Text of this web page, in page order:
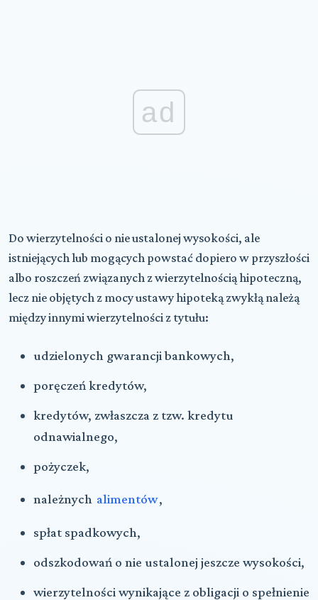
ad
Do wierzytelności o nie ustalonej wysokości, ale
istniejących lub mogących powstać dopiero w przyszłości
albo roszczeń związanych z wierzytelnością hipoteczną,
lecz nie objętych z mocy ustawy hipoteką zwykłą należą
między innymi wierzytelności z tytułu:
udzielonych gwarancji bankowych,
poręczeń kredytów,
kredytów, zwłaszcza z tzw. kredytu
odnawialnego,
pożyczek,
należnych alimentów,
spłat spadkowych,
odszkodowań o nie ustalonej jeszcze wysokości,
wierzytelności wynikające z obligacji o spełnienie